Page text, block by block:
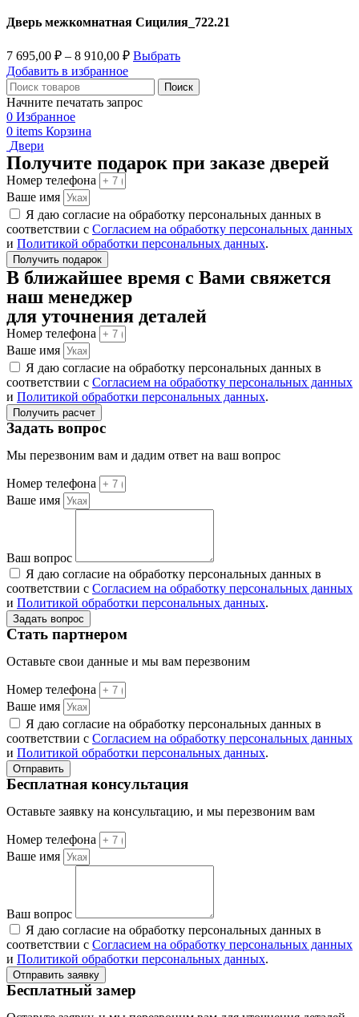
Дверь межкомнатная Сицилия_722.21
7 695,00 ₽ – 8 910,00 ₽ Выбрать
Добавить в избранное
Поиск
Начните печатать запрос
0 Избранное
0 items Корзина
Двери
Получите подарок при заказе дверей
Номер телефона
Ваше имя
Я даю согласие на обработку персональных данных в
соответствии с Согласием на обработку персональных данных
и Политикой обработки персональных данных.
Получить подарок
В ближайшее время с Вами свяжется
наш менеджер
для уточнения деталей
Номер телефона
Ваше имя
Я даю согласие на обработку персональных данных в
соответствии с Согласием на обработку персональных данных
и Политикой обработки персональных данных.
Получить расчет
Задать вопрос
Мы перезвоним вам и дадим ответ на ваш вопрос
Номер телефона
Ваше имя
Ваш вопрос
Я даю согласие на обработку персональных данных в
соответствии с Согласием на обработку персональных данных
и Политикой обработки персональных данных.
Задать вопрос
Стать партнером
Оставьте свои данные и мы вам перезвоним
Номер телефона
Ваше имя
Я даю согласие на обработку персональных данных в
соответствии с Согласием на обработку персональных данных
и Политикой обработки персональных данных.
Отправить
Бесплатная консультация
Оставьте заявку на консультацию, и мы перезвоним вам
Номер телефона
Ваше имя
Ваш вопрос
Я даю согласие на обработку персональных данных в
соответствии с Согласием на обработку персональных данных
и Политикой обработки персональных данных.
Отправить заявку
Бесплатный замер